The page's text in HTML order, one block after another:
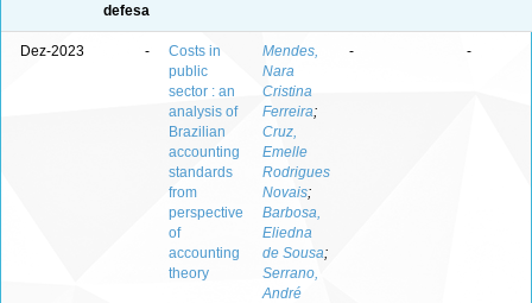
defesa
Dez-2023 -
Costs in
public
sector : an
analysis of
Brazilian
accounting
standards
from
perspective
of
accounting
theory
Mendes,
Nara
Cristina
Ferreira;
Cruz,
Emelle
Rodrigues
Novais;
Barbosa,
Eliedna
de Sousa;
Serrano,
André
- -